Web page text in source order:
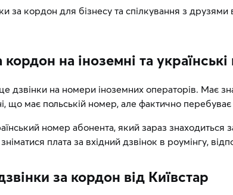
за кордон для бізнесу та спілкування з
на іноземні та
дзвінки на номери іноземних операторів. Має
що має польській номер, але фактично
номер абонента, який зараз
плата за вхідний дзвінок в роумінгу,
за кордон від Київстар